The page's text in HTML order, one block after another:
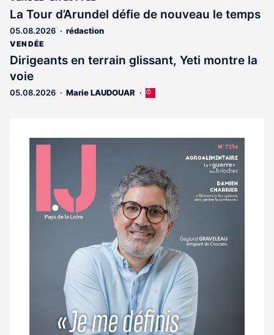
réservé
La Tour d’Arundel défie de nouveau le temps
05.08.2026 rédaction
VENDÉE
Dirigeants en terrain glissant, Yeti montre la
voie
05.08.2026 Marie LAUDOUAR
Cet
aux
Notre
magazine